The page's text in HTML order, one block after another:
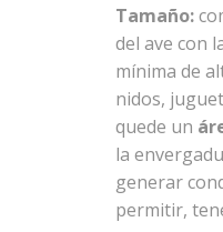
Tamaño:
del ave con
mínima de
nidos,
quede un
la
generar
permitir,